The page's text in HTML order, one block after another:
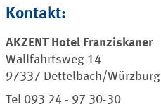
Kontakt:
AKZENT Hotel Franziskaner
Wallfahrtsweg 14
97337 Dettelbach/Würzburg
Tel 093 24 - 97 30-30